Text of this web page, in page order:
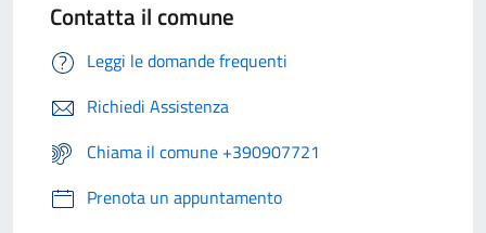
Contatta il comune
Leggi le domande frequenti
Richiedi Assistenza
Chiama il comune +390907721
Prenota un appuntamento